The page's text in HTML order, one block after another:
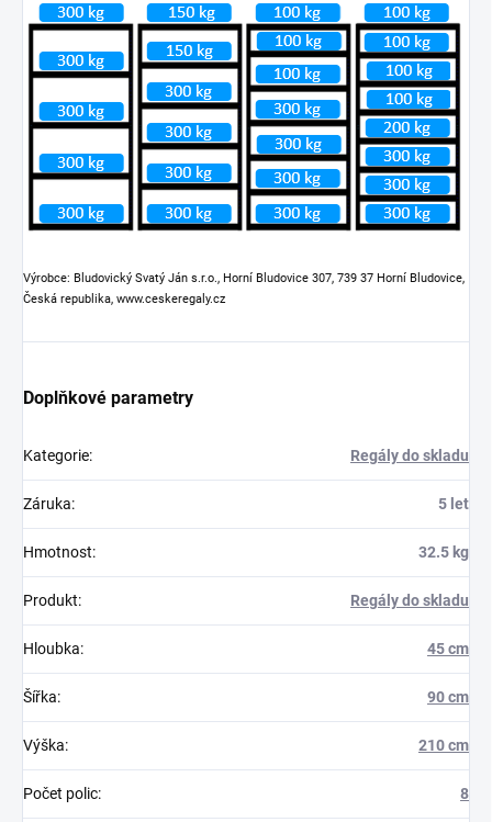
Výrobce: Bludovický Svatý Ján s.r.o., Horní Bludovice 307, 739 37 Horní Bludovice,
Česká republika, www.ceskeregaly.cz
Doplňkové parametry
Kategorie: Regály do skladu
Záruka: 5 let
Hmotnost: 32.5 kg
Produkt: Regály do skladu
Hloubka: 45 cm
Šířka: 90 cm
Výška: 210 cm
Počet polic: 8